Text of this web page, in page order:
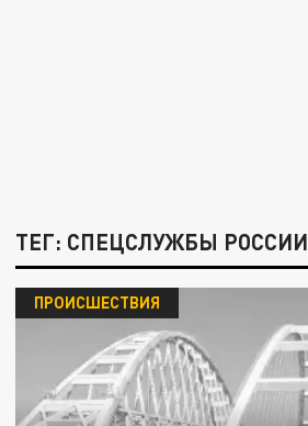
ТЕГ: СПЕЦСЛУЖБЫ РОССИИ
ПРОИСШЕСТВИЯ